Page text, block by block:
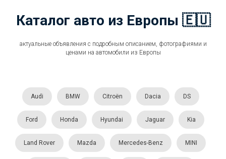
Каталог авто из Европы 🇪🇺
актуальные объявления с подробным описанием, фотографиями и
ценами на автомобили из Европы
Audi BMW Citroën Dacia DS
Ford Honda Hyundai Jaguar Kia
Land Rover Mazda Mercedes-Benz MINI